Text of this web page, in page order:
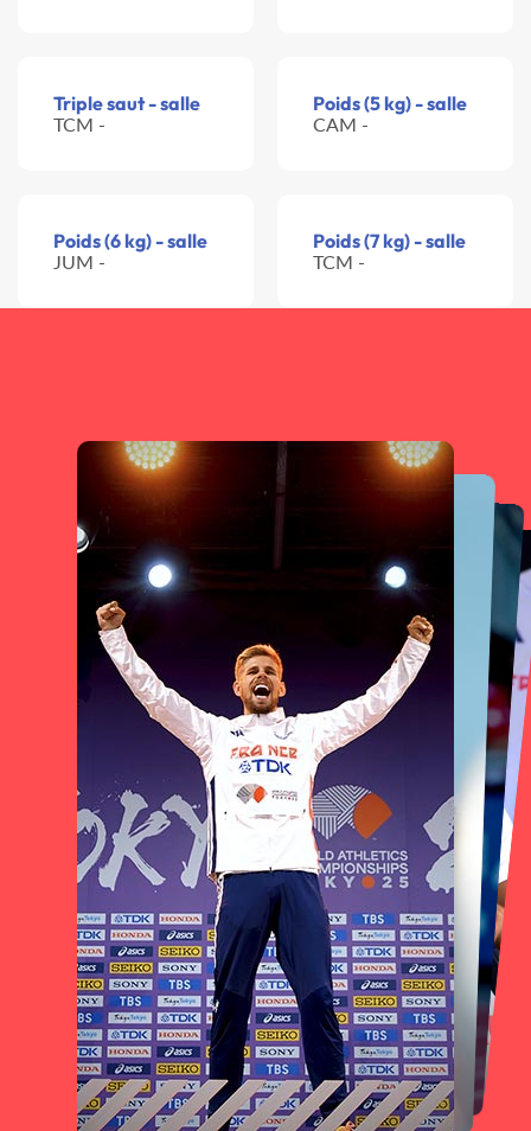
Triple saut - salle
TCM -
Poids (5 kg) - salle
CAM -
Poids (6 kg) - salle
JUM -
Poids (7 kg) - salle
TCM -